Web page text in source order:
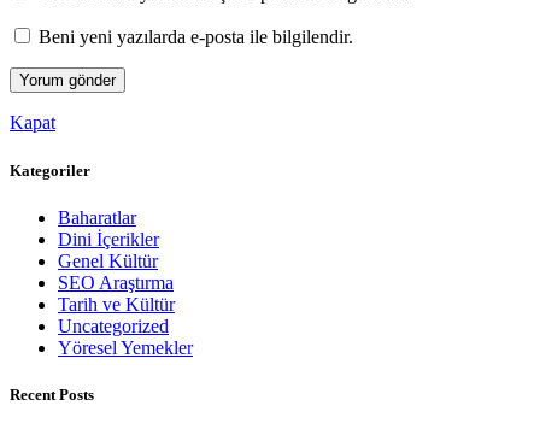
Beni yeni yazılarda e-posta ile bilgilendir.
Kapat
Kategoriler
Baharatlar
Dini İçerikler
Genel Kültür
SEO Araştırma
Tarih ve Kültür
Uncategorized
Yöresel Yemekler
Recent Posts